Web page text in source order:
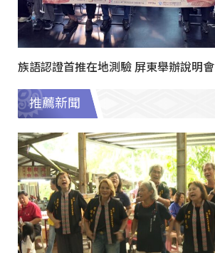
族語認證首推在地測驗 屏東舉辦說明會
推薦新聞